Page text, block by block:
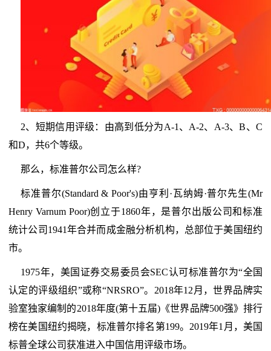
2、短期信用评级：由高到低分为A-1、A-2、A-3、B、C
和D，共6个等级。
那么，标准普尔公司怎么样?
标准普尔(Standard & Poor's)由亨利·瓦纳姆·普尔先生(Mr
Henry Varnum Poor)创立于1860年，是普尔出版公司和标准
统计公司1941年合并而成金融分析机构，总部位于美国纽约
市。
1975年，美国证券交易委员会SEC认可标准普尔为“全国
认定的评级组织”或称“NRSRO”。2018年12月，世界品牌实
验室独家编制的2018年度(第十五届)《世界品牌500强》排行
榜在美国纽约揭晓，标准普尔排名第199。2019年1月，美国
标普全球公司获准进入中国信用评级市场。